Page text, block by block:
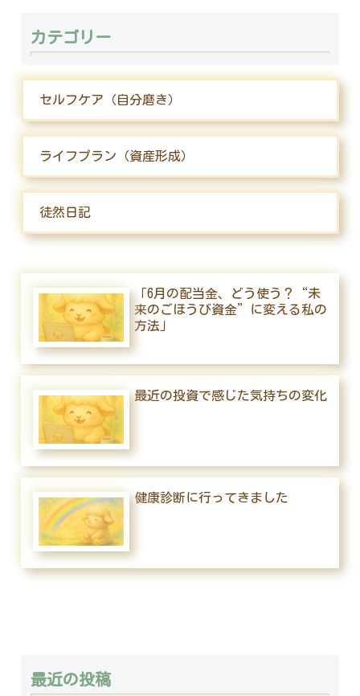
カテゴリー
セルフケア（自分磨き）
ライフプラン（資産形成）
徒然日記
「6月の配当金、どう使う？“未
来のごほうび資金”に変える私の
方法」
最近の投資で感じた気持ちの変化
健康診断に行ってきました
最近の投稿